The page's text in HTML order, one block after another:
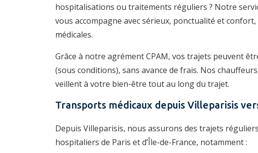
hospitalisations ou traitements réguliers ? Notre
vous accompagne avec sérieux, ponctualité et
médicales.
Grâce à notre agrément CPAM, vos trajets peuvent
(sous conditions), sans avance de frais. Nos
veillent à votre bien-être tout au long du trajet.
Transports médicaux depuis Villeparisis
Depuis Villeparisis, nous assurons des trajets
hospitaliers de Paris et d’Île-de-France, notamment :